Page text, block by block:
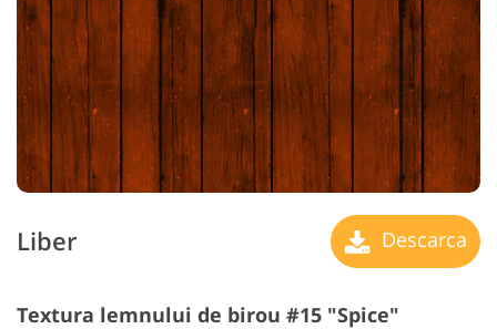
Liber Descarca
Textura lemnului de birou #15 "Spice"